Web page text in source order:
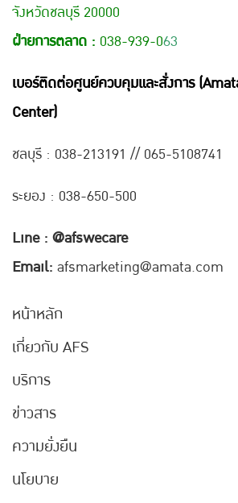
จังหวัดชลบุรี 20000
ฝ่ายการตลาด : 038-939-063
เบอร์ติดต่อศูนย์ควบคุมและสั่งการ
Center)
ชลบุรี : 038-213191 // 065-
ระยอง : 038-650-500
Line : @afswecare
Email: afsmarketing@amata.com
หน้าหลัก
เกี่ยวกับ AFS
บริการ
ข่าวสาร
ความยั่งยืน
นโยบาย